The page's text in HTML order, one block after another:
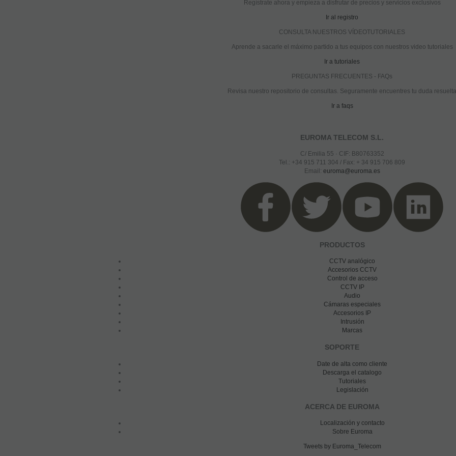
Regístrate ahora y empieza a disfrutar de precios y servicios exclusivos
Ir al registro
CONSULTA NUESTROS VÍDEOTUTORIALES
Aprende a sacarle el máximo partido a tus equipos con nuestros video tutoriales
Ir a tutoriales
PREGUNTAS FRECUENTES - FAQs
Revisa nuestro repositorio de consultas. Seguramente encuentres tu duda resuelta
Ir a faqs
EUROMA TELECOM S.L.
C/ Emilia 55 · CIF: B80763352
Tel.: +34 915 711 304 / Fax: + 34 915 706 809
Email: euroma@euroma.es
PRODUCTOS
CCTV analógico
Accesorios CCTV
Control de acceso
CCTV IP
Audio
Cámaras especiales
Accesorios IP
Intrusión
Marcas
SOPORTE
Date de alta como cliente
Descarga el catalogo
Tutoriales
Legislación
ACERCA DE EUROMA
Localización y contacto
Sobre Euroma
Tweets by Euroma_Telecom